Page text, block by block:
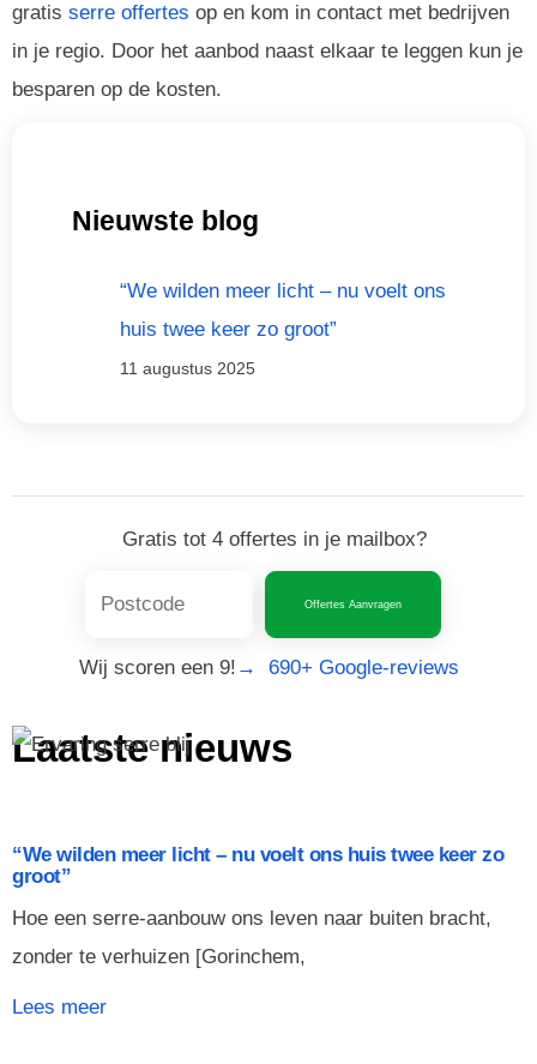
gratis serre offertes op en kom in contact met bedrijven
in je regio. Door het aanbod naast elkaar te leggen kun je
besparen op de kosten.
Nieuwste blog
“We wilden meer licht – nu voelt ons
huis twee keer zo groot”
11 augustus 2025
Gratis tot 4 offertes in je mailbox?
Offertes Aanvragen
Wij scoren een 9! → 690+ Google-reviews
Laatste nieuws
“We wilden meer licht – nu voelt ons huis twee keer zo
groot”
Hoe een serre-aanbouw ons leven naar buiten bracht,
zonder te verhuizen [Gorinchem,
Lees meer